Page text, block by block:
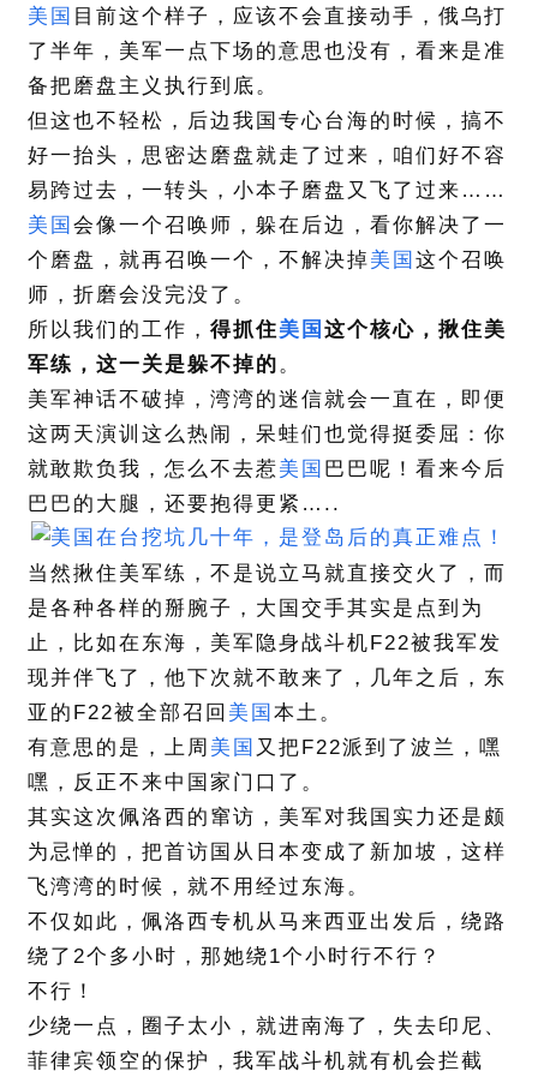
美国 目前这个样子，应该不会直接动手，俄乌打
了半年，美军一点下场的意思也没有，看来是准
备把磨盘主义执行到底。
但这也不轻松，后边我国专心台海的时候，搞不
好一抬头，思密达磨盘就走了过来，咱们好不容
易跨过去，一转头，小本子磨盘又飞了过来……
美国 会像一个召唤师，躲在后边，看你解决了一
个磨盘，就再召唤一个，不解决掉美国 这个召唤
师，折磨会没完没了。
所以我们的工作， 得抓住美国 这个核心，揪住美
军练，这一关是躲不掉的。
美军神话不破掉，湾湾的迷信就会一直在，即便
这两天演训这么热闹，呆蛙们也觉得挺委屈：你
就敢欺负我，怎么不去惹美国 巴巴呢！看来今后
巴巴的大腿，还要抱得更紧…..
当然揪住美军练，不是说立马就直接交火了，而
是各种各样的掰腕子，大国交手其实是点到为
止，比如在东海，美军隐身战斗机F22被我军发
现并伴飞了，他下次就不敢来了，几年之后，东
亚的F22被全部召回 美国 本土。
有意思的是，上周 美国 又把F22派到了波兰，嘿
嘿，反正不来中国家门口了。
其实这次佩洛西的窜访，美军对我国实力还是颇
为忌惮的，把首访国从日本变成了新加坡，这样
飞湾湾的时候，就不用经过东海。
不仅如此，佩洛西专机从马来西亚出发后，绕路
绕了2个多小时，那她绕1个小时行不行？
不行！
少绕一点，圈子太小，就进南海了，失去印尼、
菲律宾领空的保护，我军战斗机就有机会拦截